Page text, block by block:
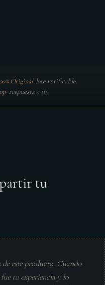
Original· lote verificable
· respuesta < 1h
tu
este producto. Cuando
tu experiencia y lo